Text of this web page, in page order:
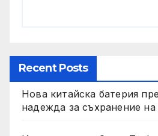
Recent Posts
Нова китайска батерия
надежда за съхранение